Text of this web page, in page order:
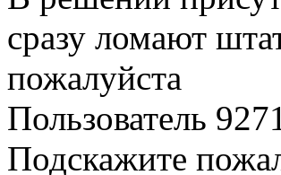
сразу ломают
пожалуйста
Пользователь
Подскажите